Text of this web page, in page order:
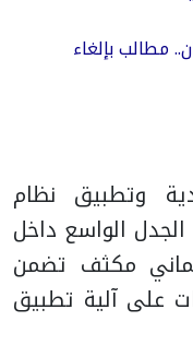
مطالب بإلغاء
وتطبيق نظام
الواسع داخل
مكثف تضمن
على آلية تطبيق